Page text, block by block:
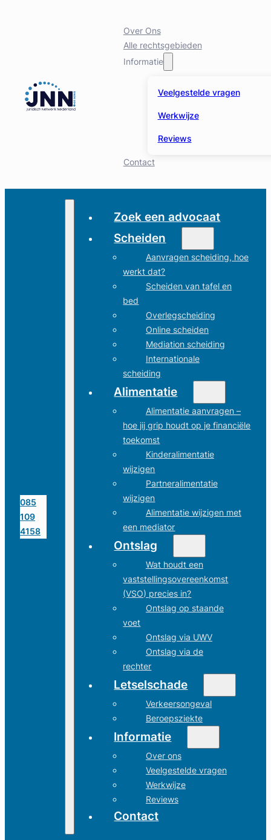
Over Ons
Alle rechtsgebieden
Informatie
Veelgestelde vragen
Werkwijze
Reviews
Contact
085
109
4158
Zoek een advocaat
Scheiden
Aanvragen scheiding, hoe
werkt dat?
Scheiden van tafel en
bed
Overlegscheiding
Online scheiden
Mediation scheiding
Internationale
scheiding
Alimentatie
Alimentatie aanvragen –
hoe jij grip houdt op je financiële
toekomst
Kinderalimentatie
wijzigen
Partneralimentatie
wijzigen
Alimentatie wijzigen met
een mediator
Ontslag
Wat houdt een
vaststellingsovereenkomst
(VSO) precies in?
Ontslag op staande
voet
Ontslag via UWV
Ontslag via de
rechter
Letselschade
Verkeersongeval
Beroepsziekte
Informatie
Over ons
Veelgestelde vragen
Werkwijze
Reviews
Contact